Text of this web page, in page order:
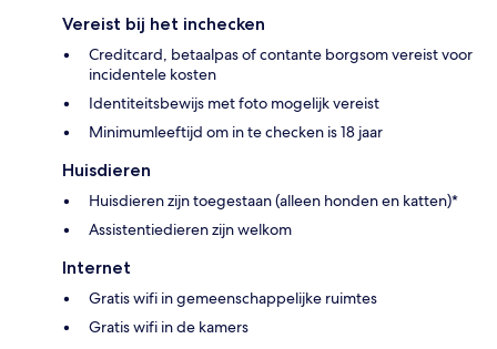
Vereist bij het inchecken
Creditcard, betaalpas of contante borgsom vereist voor
incidentele kosten
Identiteitsbewijs met foto mogelijk vereist
Minimumleeftijd om in te checken is 18 jaar
Huisdieren
Huisdieren zijn toegestaan (alleen honden en katten)*
Assistentiedieren zijn welkom
Internet
Gratis wifi in gemeenschappelijke ruimtes
Gratis wifi in de kamers